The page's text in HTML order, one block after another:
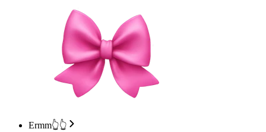
Ermm👆👆